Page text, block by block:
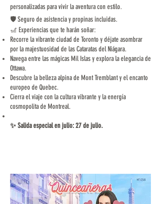
personalizadas para vivir la aventura con estilo.
🛡️ Seguro de asistencia y propinas incluidas.
🎢 Experiencias que te harán soñar:
Recorre la vibrante ciudad de Toronto y déjate asombrar
por la majestuosidad de las Cataratas del Niágara.
Navega entre las mágicas Mil Islas y explora la elegancia de
Ottawa.
Descubre la belleza alpina de Mont Tremblant y el encanto
europeo de Quebec.
Cierra el viaje con la cultura vibrante y la energía
cosmopolita de Montreal.
✨ Salida especial en julio: 27 de julio.